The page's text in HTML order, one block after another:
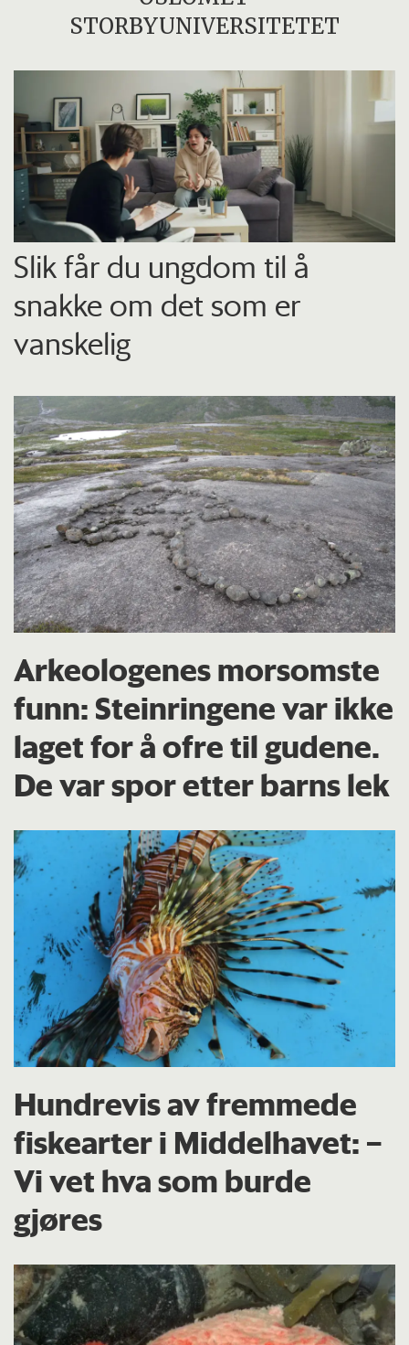
STORBYUNIVERSITETET
Slik får du ungdom til å
snakke om det som er
vanskelig
Arkeologenes morsomste
funn: Steinringene var ikke
laget for å ofre til gudene.
De var spor etter barns lek
Hundrevis av fremmede
fiskearter i Middelhavet: –
Vi vet hva som burde
gjøres